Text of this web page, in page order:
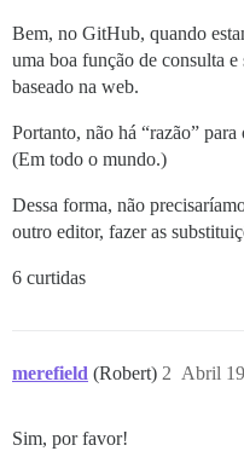
Bem, no GitHub, quando
uma boa função de consulta
baseado na web.
Portanto, não há “razão”
(Em todo o mundo.)
Dessa forma, não
outro editor, fazer as
6 curtidas
merefield (Robert) Abril
2
Sim, por favor!